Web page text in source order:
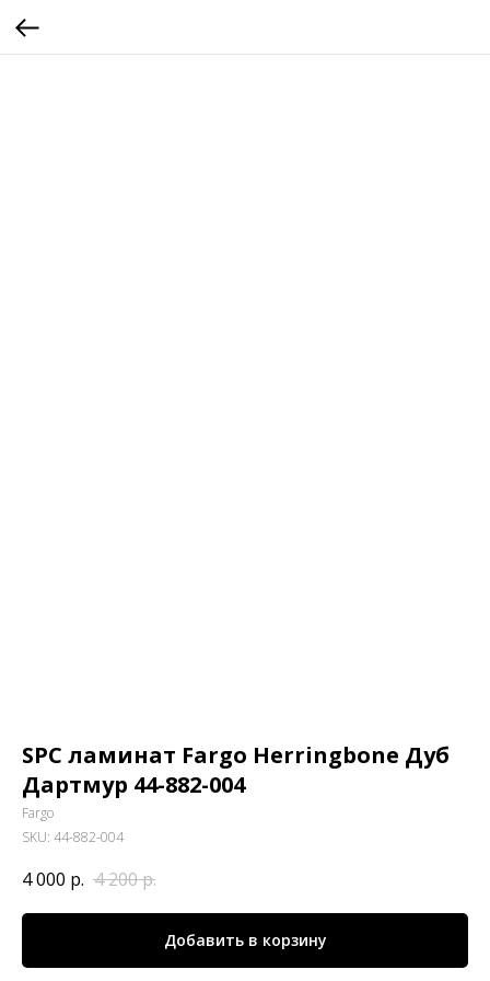
SPC ламинат Fargo Herringbone Дуб
Дартмур 44-882-004
Fargo
SKU: 44-882-004
4 000 р. 4 200р.
Добавить в корзину